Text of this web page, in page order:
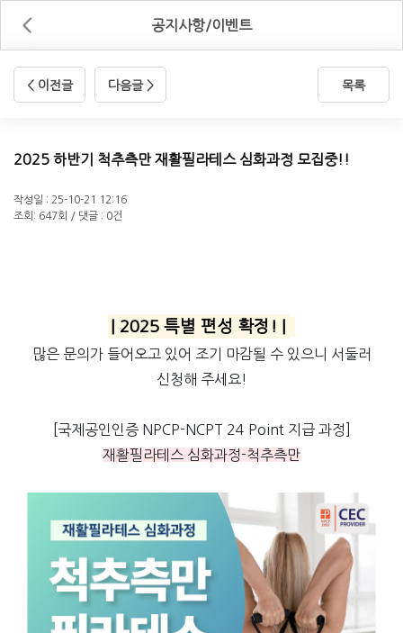
공지사항/이벤트
< 이전글 다음글 > 목록
2025 하반기 척추측만 재활필라테스 심화과정 모집중!!
작성일 : 25-10-21 12:16
조회: 647회 / 댓글 : 0건
| 2025 특별 편성 확정! |
많은 문의가 들어오고 있어 조기 마감될 수 있으니 서둘러
신청해 주세요!
[국제공인인증 NPCP-NCPT 24 Point 지급 과정]
재활필라테스 심화과정-척추측만